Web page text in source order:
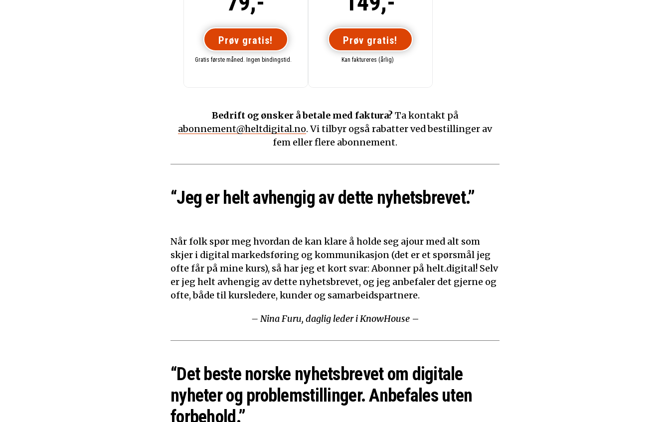
Prøv gratis!
Gratis første måned. Ingen bindingstid.
Prøv gratis!
Kan faktureres (årlig)
Bedrift og ønsker å betale med faktura? Ta kontakt på
abonnement@heltdigital.no. Vi tilbyr også rabatter ved bestillinger av
fem eller flere abonnement.
“Jeg er helt avhengig av dette nyhetsbrevet.”
Når folk spør meg hvordan de kan klare å holde seg ajour med alt som
skjer i digital markedsføring og kommunikasjon (det er et spørsmål jeg
ofte får på mine kurs), så har jeg et kort svar: Abonner på helt.digital! Selv
er jeg helt avhengig av dette nyhetsbrevet, og jeg anbefaler det gjerne og
ofte, både til kursledere, kunder og samarbeidspartnere.
– Nina Furu, daglig leder i KnowHouse–
“Det beste norske nyhetsbrevet om digitale
nyheter og problemstillinger. Anbefales uten
forbehold.”